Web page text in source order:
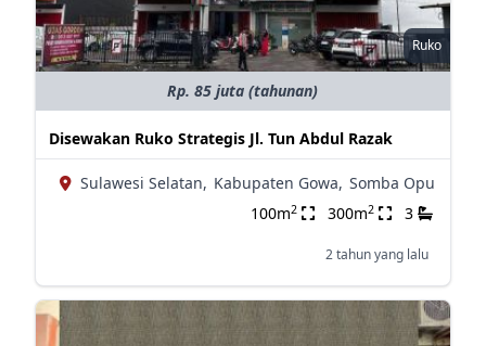
Ruko
Rp. 85 juta (tahunan)
Disewakan Ruko Strategis Jl. Tun Abdul Razak
Sulawesi Selatan, Kabupaten Gowa, Somba Opu
100m2 300m2 3
2 tahun yang lalu